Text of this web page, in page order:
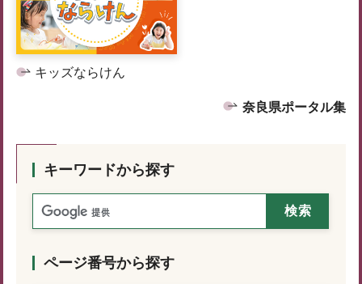
キッズならけん
奈良県ポータル集
キーワードから探す
ページ番号から探す